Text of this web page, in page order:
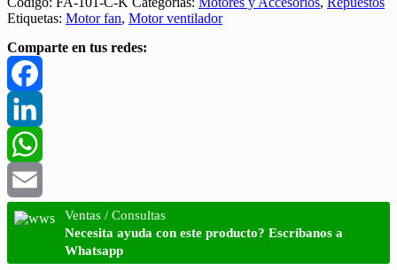
Etiquetas: Motor fan, Motor ventilador
Comparte en tus redes:
Facebook
LinkedIn
WhatsApp
Email
Ventas / Consultas
Necesita ayuda con este producto? Escríbanos a
Whatsapp